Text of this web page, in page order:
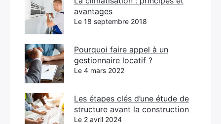
avantages
Le 18 septembre 2018
Pourquoi faire appel à un
gestionnaire locatif ?
Le 4 mars 2022
Les étapes clés d’une étude de
structure avant la construction
Le 2 avril 2024